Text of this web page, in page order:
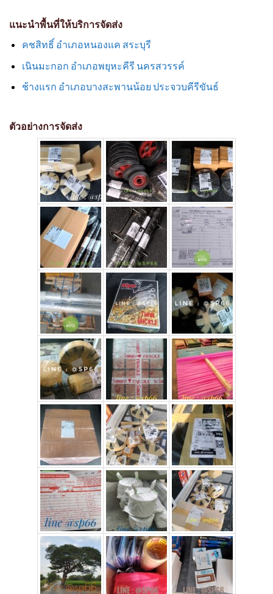
แนะนำพื้นที่ให้บริการจัดส่ง
คชสิทธิ์ อำเภอหนองแค สระบุรี
เนินมะกอก อำเภอพยุหะคีรี นครสวรรค์
ช้างแรก อำเภอบางสะพานน้อย ประจวบคีรีขันธ์
ตัวอย่างการจัดส่ง